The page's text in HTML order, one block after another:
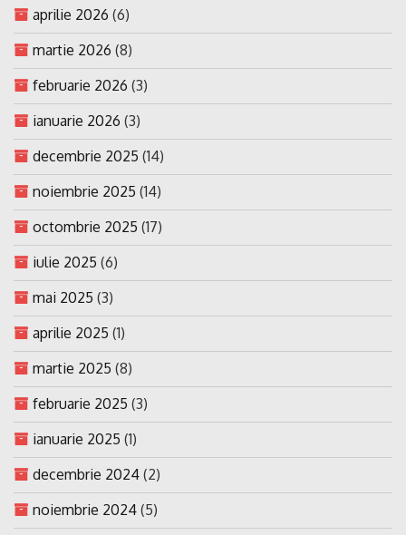
aprilie 2026 (6)
martie 2026 (8)
februarie 2026 (3)
ianuarie 2026 (3)
decembrie 2025 (14)
noiembrie 2025 (14)
octombrie 2025 (17)
iulie 2025 (6)
mai 2025 (3)
aprilie 2025 (1)
martie 2025 (8)
februarie 2025 (3)
ianuarie 2025 (1)
decembrie 2024 (2)
noiembrie 2024 (5)